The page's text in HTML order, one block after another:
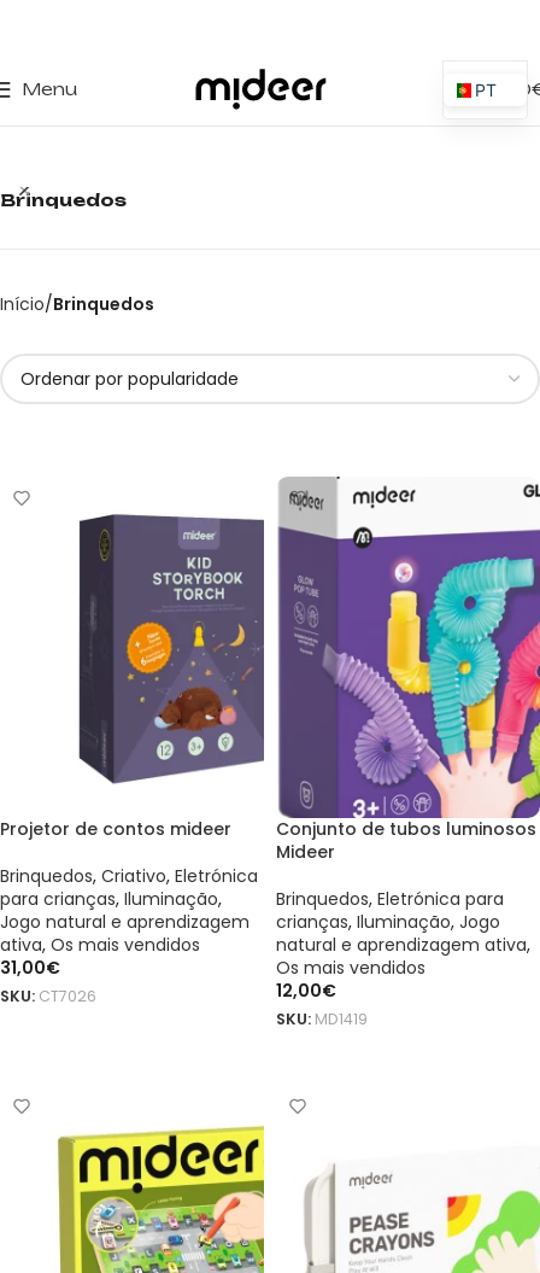
Menu 0,00
Brinquedos
Início Brinquedos
Projetor de contos mideer
Brinquedos, Criativo, Eletrónica
para crianças, Iluminação,
Jogo natural e aprendizagem
ativa, Os mais vendidos
31,00€
SKU: CT7026
Conjunto de tubos luminosos
Mideer
Brinquedos, Eletrónica para
crianças, Iluminação, Jogo
natural e aprendizagem ativa,
Os mais vendidos
12,00€
SKU: MD1419
PT
ES